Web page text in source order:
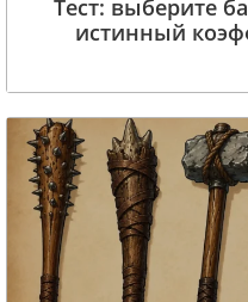
Тест: выберите
истинный